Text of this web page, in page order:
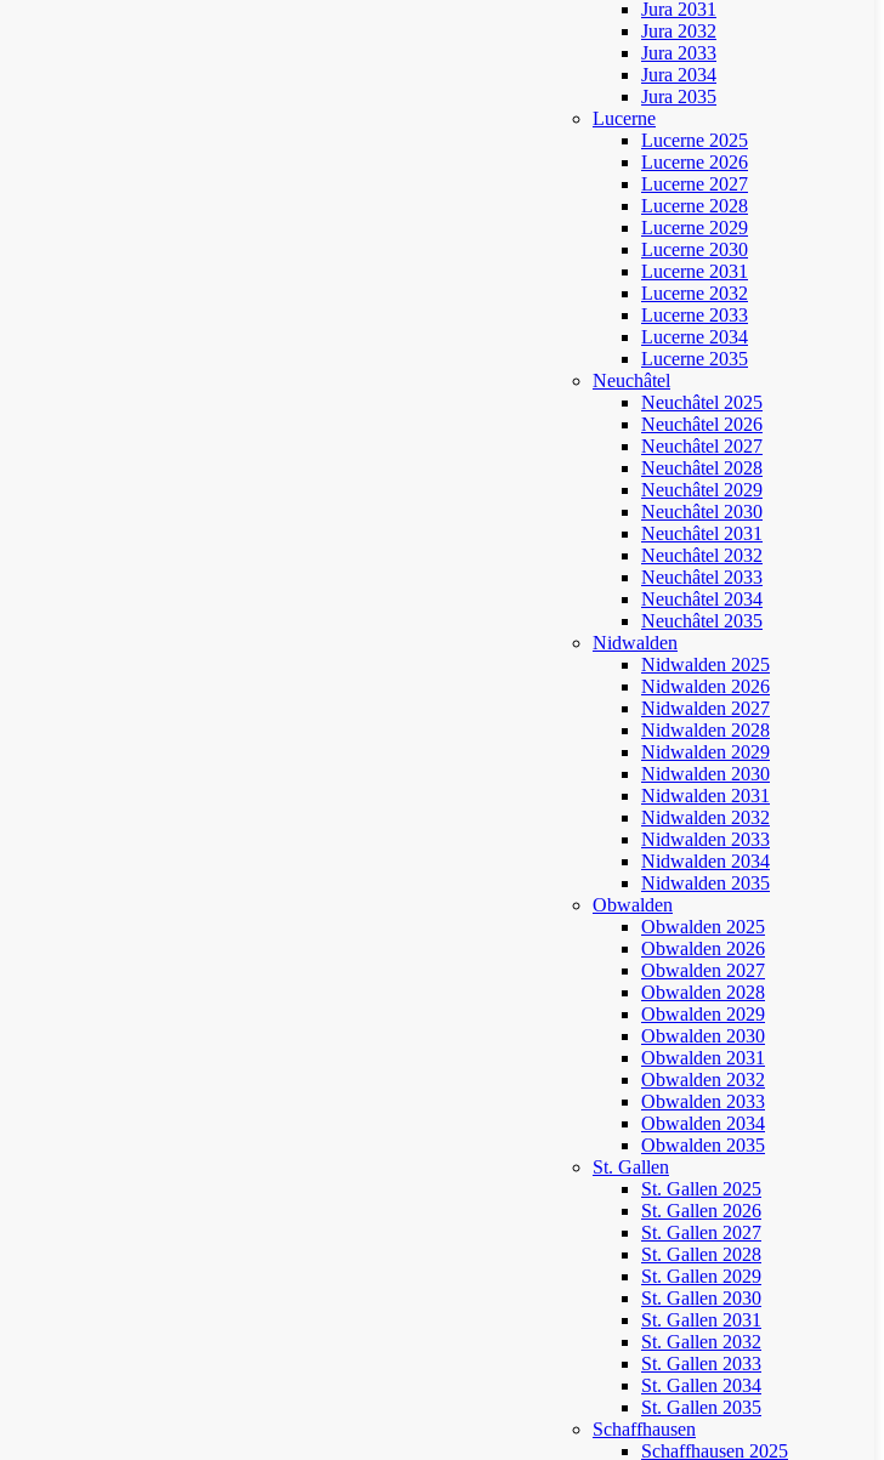
Jura 2031
Jura 2032
Jura 2033
Jura 2034
Jura 2035
Lucerne
Lucerne 2025
Lucerne 2026
Lucerne 2027
Lucerne 2028
Lucerne 2029
Lucerne 2030
Lucerne 2031
Lucerne 2032
Lucerne 2033
Lucerne 2034
Lucerne 2035
Neuchâtel
Neuchâtel 2025
Neuchâtel 2026
Neuchâtel 2027
Neuchâtel 2028
Neuchâtel 2029
Neuchâtel 2030
Neuchâtel 2031
Neuchâtel 2032
Neuchâtel 2033
Neuchâtel 2034
Neuchâtel 2035
Nidwalden
Nidwalden 2025
Nidwalden 2026
Nidwalden 2027
Nidwalden 2028
Nidwalden 2029
Nidwalden 2030
Nidwalden 2031
Nidwalden 2032
Nidwalden 2033
Nidwalden 2034
Nidwalden 2035
Obwalden
Obwalden 2025
Obwalden 2026
Obwalden 2027
Obwalden 2028
Obwalden 2029
Obwalden 2030
Obwalden 2031
Obwalden 2032
Obwalden 2033
Obwalden 2034
Obwalden 2035
St. Gallen
St. Gallen 2025
St. Gallen 2026
St. Gallen 2027
St. Gallen 2028
St. Gallen 2029
St. Gallen 2030
St. Gallen 2031
St. Gallen 2032
St. Gallen 2033
St. Gallen 2034
St. Gallen 2035
Schaffhausen
Schaffhausen 2025